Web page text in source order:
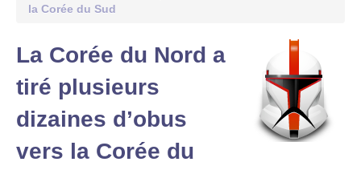
la Corée du Sud
La Corée du Nord a
tiré plusieurs
dizaines d’obus
vers la Corée du